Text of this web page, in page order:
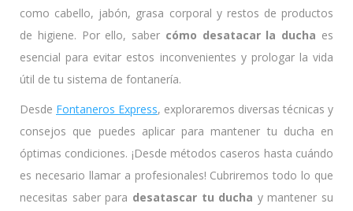
como cabello, jabón, grasa corporal y restos de productos
de higiene. Por ello, saber cómo desatacar la ducha es
esencial para evitar estos inconvenientes y prologar la vida
útil de tu sistema de fontanería.
Desde Fontaneros Express, exploraremos diversas técnicas y
consejos que puedes aplicar para mantener tu ducha en
óptimas condiciones. ¡Desde métodos caseros hasta cuándo
es necesario llamar a profesionales! Cubriremos todo lo que
necesitas saber para desatascar tu ducha y mantener su